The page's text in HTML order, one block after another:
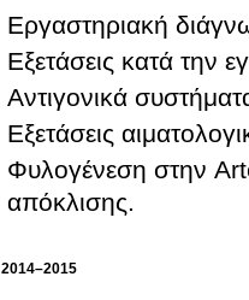
Εργαστηριακή
Εξετάσεις κατά την
Αντιγονικά
Εξετάσεις
Φυλογένεση στην
απόκλισης.
2014–2015